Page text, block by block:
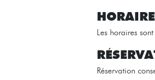
Les horaires
Réservation